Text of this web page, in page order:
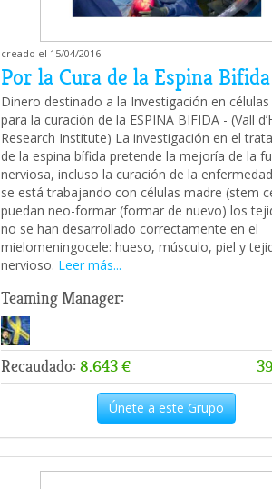
creado el 15/04/2016
Por la Cura de la Espina Bifida
Dinero destinado a la Investigación en
para la curación de la ESPINA BIFIDA - (Vall
Research Institute) La investigación en el
de la espina bífida pretende la mejoría de la
nerviosa, incluso la curación de la
se está trabajando con células madre (stem
puedan neo-formar (formar de nuevo) los
no se han desarrollado correctamente en el
mielomeningocele: hueso, músculo, piel y
nervioso. Leer más...
Teaming Manager:
Recaudado: 8.643 € 39
Únete a este Grupo